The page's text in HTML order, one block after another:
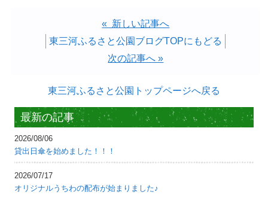
« 新しい記事へ
東三河ふるさと公園ブログTOPにもどる
次の記事へ »
東三河ふるさと公園トップページへ戻る
最新の記事
2026/08/06
貸出日傘を始めました！！！
2026/07/17
オリジナルうちわの配布が始まりました♪